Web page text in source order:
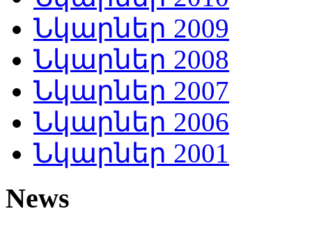
Նկարներ 2009
Նկարներ 2008
Նկարներ 2007
Նկարներ 2006
Նկարներ 2001
News